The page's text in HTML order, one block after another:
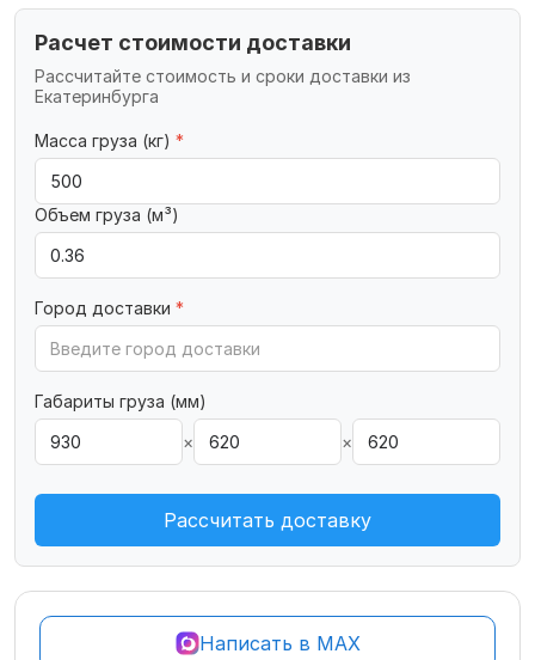
Расчет стоимости доставки
Рассчитайте стоимость и сроки доставки из
Екатеринбурга
Масса груза (кг) *
Объем груза (м³)
Город доставки *
Габариты груза (мм)
×
×
Рассчитать доставку
Написать в MAX